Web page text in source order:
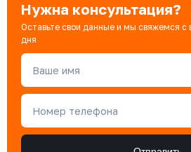
Нужна консультация?
Оставьте свои данные и мы свяжемся с
дня
Ваше имя
Номер телефона